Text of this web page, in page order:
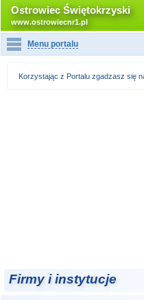
Ostrowiec Świętokrzyski
www.ostrowiecnr1.pl
Menu portalu
Korzystając z Portalu zgadzasz się
Firmy i instytucje